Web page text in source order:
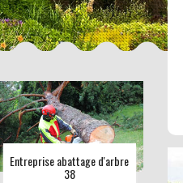
Entreprise abattage d'arbre
38